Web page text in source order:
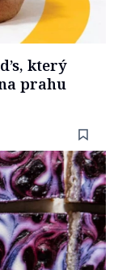
který
prahu